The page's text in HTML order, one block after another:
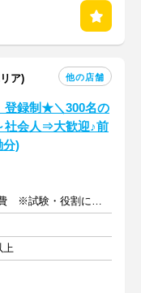
ア) 他の店舗
登録制★＼300名の
社会人⇒大歓迎♪前
分)
時給1300円～ ＋交通費 ※試験・役割により手当あり
上